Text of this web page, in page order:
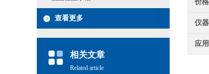
价
仪
应
查看更多
相关文章
Related article